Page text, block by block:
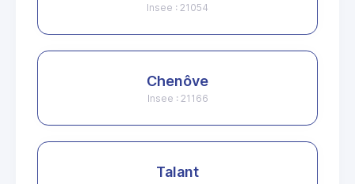
Insee : 21054
Chenôve
Insee : 21166
Talant